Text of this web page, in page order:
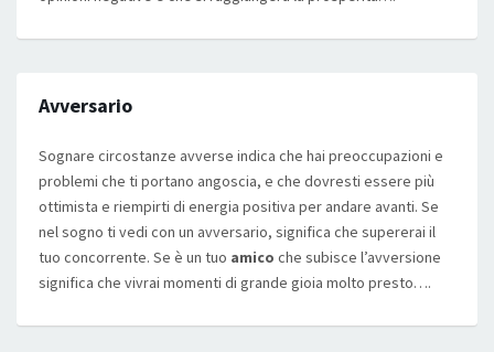
Avversario
Sognare circostanze avverse indica che hai preoccupazioni e
problemi che ti portano angoscia, e che dovresti essere più
ottimista e riempirti di energia positiva per andare avanti. Se
nel sogno ti vedi con un avversario, significa che supererai il
tuo concorrente. Se è un tuo amico che subisce l’avversione
significa che vivrai momenti di grande gioia molto presto….